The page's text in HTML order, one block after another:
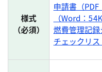
様式
（必須）
申請書（PDF
（Word：
燃費管理記録
チェックリス